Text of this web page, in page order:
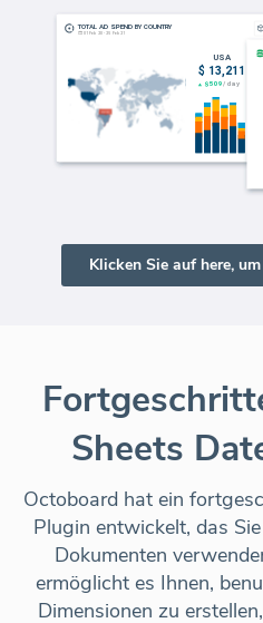
Klicken Sie auf here,
Sheets
Octoboard hat ein
Plugin entwickelt, das
Dokumenten
ermöglicht es Ihnen,
Dimensionen zu